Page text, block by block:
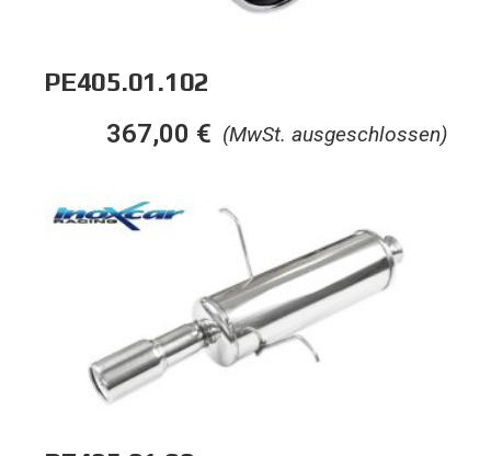
PE405.01.102
(MwSt. ausgeschlossen)
367,00 €